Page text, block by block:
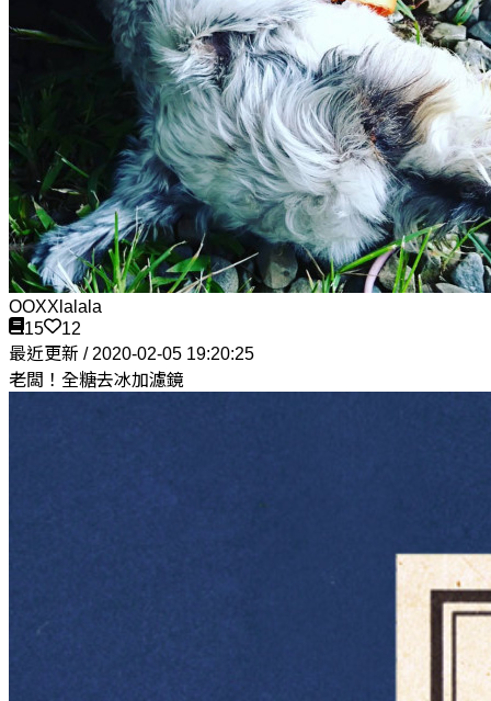
OOXXlalala
15
12
最近更新 / 2020-02-05 19:20:25
老闆！全糖去冰加濾鏡